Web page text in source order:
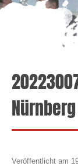
Veröffentlicht am